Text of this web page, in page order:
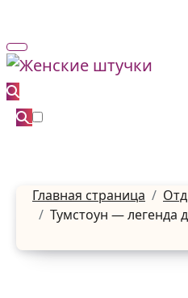
содержанию
Главная страница
Тумстоун — легенда